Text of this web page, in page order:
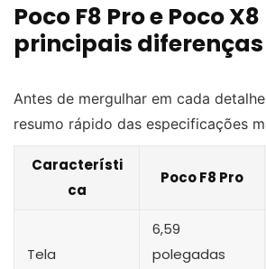
Poco F8 Pro e Poco
principais diferenças
Antes de mergulhar em cada
resumo rápido das especificações
Característi
ca
Poco F8 Pro
Tela
6,59
polegadas